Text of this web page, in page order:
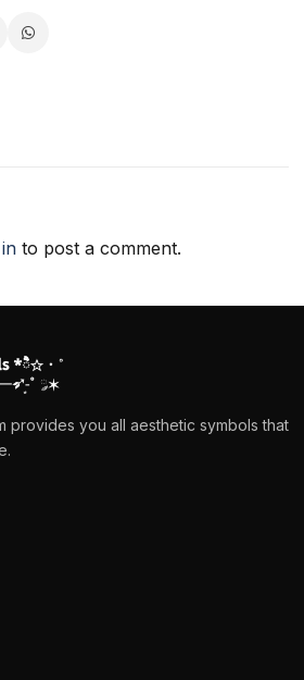
to post a comment.
provides you all aesthetic symbols that